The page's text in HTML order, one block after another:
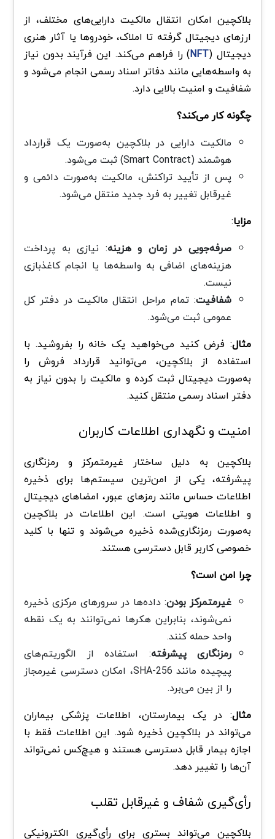
بلاکچین امکان انتقال مالکیت دارایی‌های مختلف، از
ارزهای دیجیتال گرفته تا املاک، خودروها یا آثار هنری
دیجیتال (NFT) را فراهم می‌کند. این فرآیند بدون نیاز
به واسطه‌هایی مانند دفاتر اسناد رسمی انجام می‌شود و
شفافیت و امنیت بالایی دارد.
چگونه کار می‌کند؟
مالکیت دارایی در بلاکچین به‌صورت یک قرارداد
هوشمند (Smart Contract) ثبت می‌شود.
پس از تأیید تراکنش، مالکیت به‌صورت دائمی و
غیرقابل تغییر به فرد جدید منتقل می‌شود.
مزایا:
صرفه‌جویی در زمان و هزینه: نیازی به پرداخت
هزینه‌های اضافی به واسطه‌ها یا انجام کاغذبازی
نیست.
شفافیت: تمام مراحل انتقال مالکیت در دفتر کل
عمومی ثبت می‌شود.
مثال: فرض کنید می‌خواهید یک خانه را بفروشید. با
استفاده از بلاکچین، می‌توانید قرارداد فروش را
به‌صورت دیجیتال ثبت کرده و مالکیت را بدون نیاز به
دفتر اسناد رسمی منتقل کنید.
امنیت و نگهداری اطلاعات کاربران
بلاکچین به دلیل ساختار غیرمتمرکز و رمزنگاری
پیشرفته، یکی از امن‌ترین سیستم‌ها برای ذخیره
اطلاعات حساس مانند رمزهای عبور، امضاهای دیجیتال
و اطلاعات هویتی است. این اطلاعات در بلاکچین
به‌صورت رمزنگاری‌شده ذخیره می‌شوند و تنها با کلید
خصوصی کاربر قابل دسترسی هستند.
چرا امن است؟
غیرمتمرکز بودن: داده‌ها در سرورهای مرکزی ذخیره
نمی‌شوند، بنابراین هکرها نمی‌توانند به یک نقطه
واحد حمله کنند.
رمزنگاری پیشرفته: استفاده از الگوریتم‌های
پیچیده مانند SHA-256، امکان دسترسی غیرمجاز
را از بین می‌برد.
مثال: در یک بیمارستان، اطلاعات پزشکی بیماران
می‌تواند در بلاکچین ذخیره شود. این اطلاعات فقط با
اجازه بیمار قابل دسترسی هستند و هیچ‌کس نمی‌تواند
آن‌ها را تغییر دهد.
رأی‌گیری شفاف و غیرقابل تقلب
بلاکچین می‌تواند بستری برای رأی‌گیری الکترونیکی